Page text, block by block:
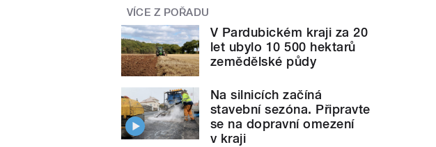
VÍCE Z POŘADU
V Pardubickém kraji za 20
let ubylo 10 500 hektarů
zemědělské půdy
Na silnicích začíná
stavební sezóna. Připravte
se na dopravní omezení
v kraji